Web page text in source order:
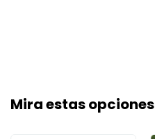
Mira estas opciones